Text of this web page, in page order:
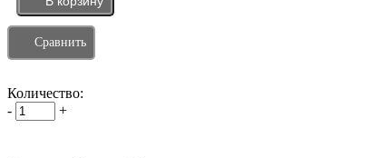
Сравнить
Количество:
-
+